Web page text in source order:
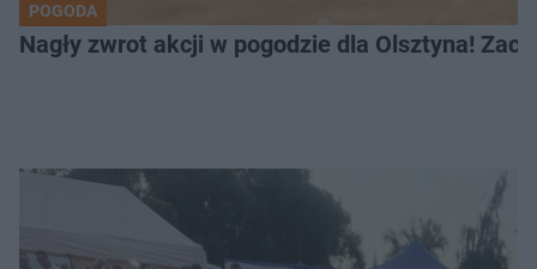
POGODA
Nagły zwrot akcji w pogodzie dla Olsztyna!